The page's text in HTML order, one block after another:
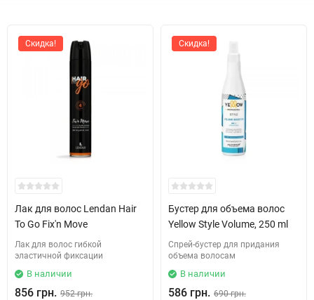
Скидка!
Лак для волос Lendan Hair
To Go Fix'n Move
Лак для волос гибкой
эластичной фиксации
В наличии
856 грн. 952 грн.
Скидка!
Бустер для объема волос
Yellow Style Volume, 250 ml
Спрей-бустер для придания
объема волосам
В наличии
586 грн. 690 грн.